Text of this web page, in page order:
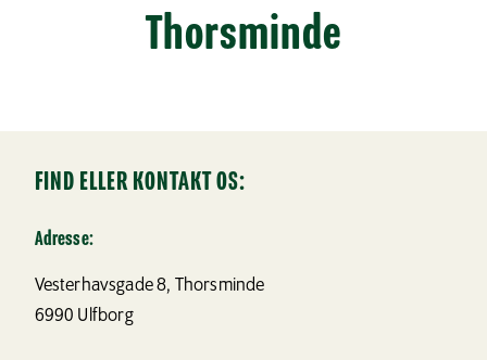
Thorsminde
FIND ELLER KONTAKT OS:
Adresse:
Vesterhavsgade 8, Thorsminde
6990 Ulfborg